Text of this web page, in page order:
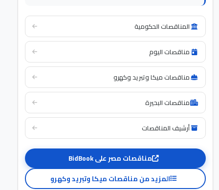
المناقصات الحكومية
مناقصات اليوم
مناقصات ميكا وتبريد وكهرو
مناقصات البحيرة
أرشيف المناقصات
مناقصات مصر على BidBook
المزيد من مناقصات ميكا وتبريد وكهرو